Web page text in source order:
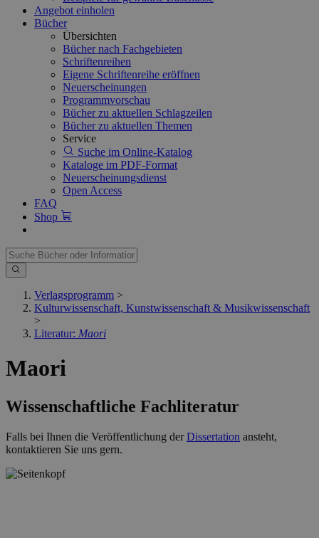
Angebot einholen
Bücher
Übersichten
Bücher nach Fachgebieten
Schriftenreihen
Eigene Schriftenreihe eröffnen
Neuerscheinungen
Programmvorschau
Bücher zu aktuellen Schlagzeilen
Bücher zu aktuellen Themen
Service
Suche im Online-Katalog
Kataloge im PDF-Format
Neuerscheinungsdienst
Open Access
FAQ
Shop
Verlagsprogramm >
Kulturwissenschaft, Kunstwissenschaft & Musikwissenschaft
>
Literatur: Maori
Maori
Wissenschaftliche Fachliteratur
Falls bei Ihnen die Veröffentlichung derDissertation ansteht,
kontaktieren Sie uns gern.